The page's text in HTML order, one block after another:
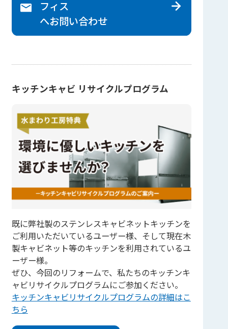
フィス
へお問い合わせ
キッチンキャビ リサイクルプログラム
既に弊社製のステンレスキャビネットキッチンを
ご利用いただいているユーザー様、そして現在木
製キャビネット等のキッチンを利用されているユ
ーザー様。
ぜひ、今回のリフォームで、私たちのキッチンキ
ャビリサイクルプログラムにご参加ください。
キッチンキャビリサイクルプログラムの詳細はこ
ちら